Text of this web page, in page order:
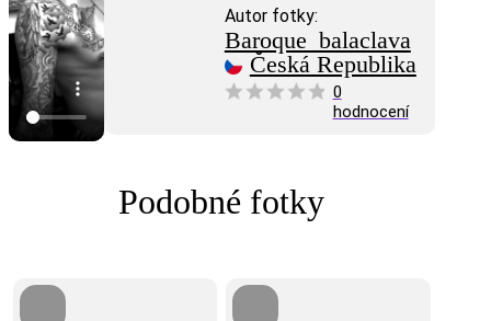
Autor fotky:
Baroque_balaclava
Česká Republika
0
hodnocení
Podobné fotky